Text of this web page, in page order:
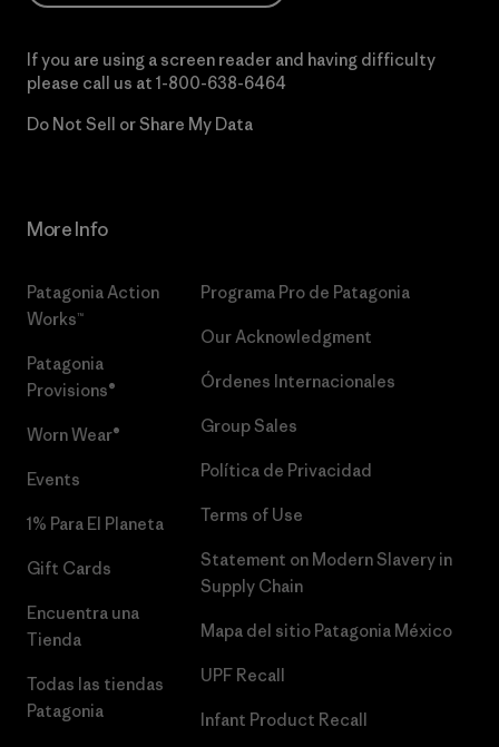
If you are using a screen reader and having difficulty
please call us at 1-800-638-6464
Do Not Sell or Share My Data
More Info
Patagonia Action
Works™
Patagonia
Provisions®
Worn Wear®
Events
1% Para El Planeta
Gift Cards
Encuentra una
Tienda
Todas las tiendas
Patagonia
Programa Pro de Patagonia
Our Acknowledgment
Órdenes Internacionales
Group Sales
Política de Privacidad
Terms of Use
Statement on Modern Slavery in
Supply Chain
Mapa del sitio Patagonia México
UPF Recall
Infant Product Recall